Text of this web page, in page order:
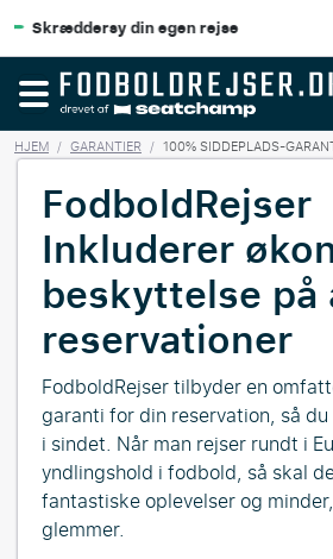
rejse
HJEM / GARANTIER / 100% SIDDEPLADS-
FodboldRejser
Inkluderer
beskyttelse på
reservationer
FodboldRejser tilbyder en
garanti for din reservation, så
i sindet. Når man rejser rundt i
yndlingshold i fodbold, så skal
fantastiske oplevelser og
glemmer.